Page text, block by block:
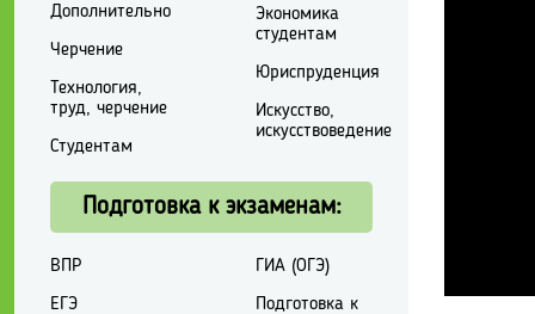
Дополнительно
Черчение
Технология,
труд, черчение
Студентам
Экономика
студентам
Юриспруденция
Искусство,
искусствоведение
Подготовка к экзаменам:
ВПР
ЕГЭ
ГИА (ОГЭ)
Подготовка к